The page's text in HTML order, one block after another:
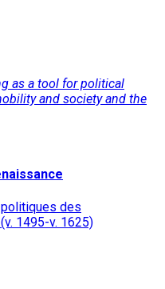
as a tool for political
and society and the
des
1495-v. 1625)